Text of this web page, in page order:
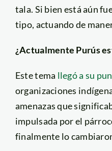
tala. Si bien está aún
tipo, actuando de
¿Actualmente Purús
Este tema llegó a su
organizaciones
amenazas que
impulsada por el
finalmente lo